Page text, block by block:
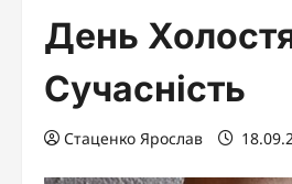
День
Сучасність
Стаценко Ярослав